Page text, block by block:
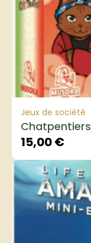
Jeux de société
Chatpentiers
15,00€